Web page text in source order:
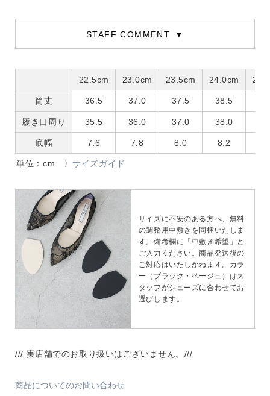
STAFF COMMENT
22.5cm 23.0cm 23.5cm 24.0cm
筒丈 36.5 37.0 37.5 38.5
履き口周り 35.5 36.0 37.0 38.0
底幅 7.6 7.8 8.0 8.2
単位：cm 〉サイズガイド
サイズに不安のある方へ、無料
の調整用中敷きを同梱いたしま
す。備考欄に「中敷き希望」と
ご入力ください。商品発送後の
ご対応はいたしかねます。カラ
ー（ブラック・ベージュ）はス
タッフがシューズに合わせてお
選びします。
/// 実店舗でのお取り扱いはございません。///
商品についてのお問い合わせ